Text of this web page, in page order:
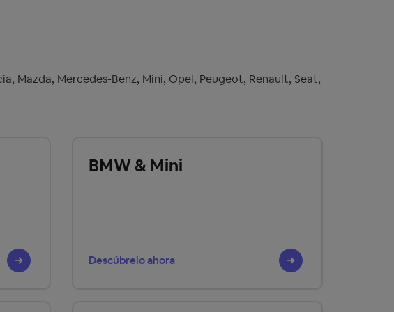
Mazda, Mercedes-Benz, Mini, Opel, Peugeot, Renault, Seat,
BMW & Mini
Descúbrelo ahora